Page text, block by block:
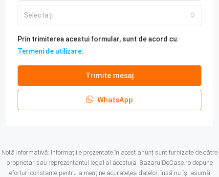
Selectați
Prin trimiterea acestui formular, sunt de acord cu:
Termeni de utilizare:
Trimite mesaj
WhatsApp
Notă informativă: Informațiile prezentate în acest anunț sunt furnizate de către
proprietar sau reprezentantul legal al acestuia. BazarulDeCase.ro depune
eforturi constante pentru a menține acuratețea datelor, însă nu își asumă